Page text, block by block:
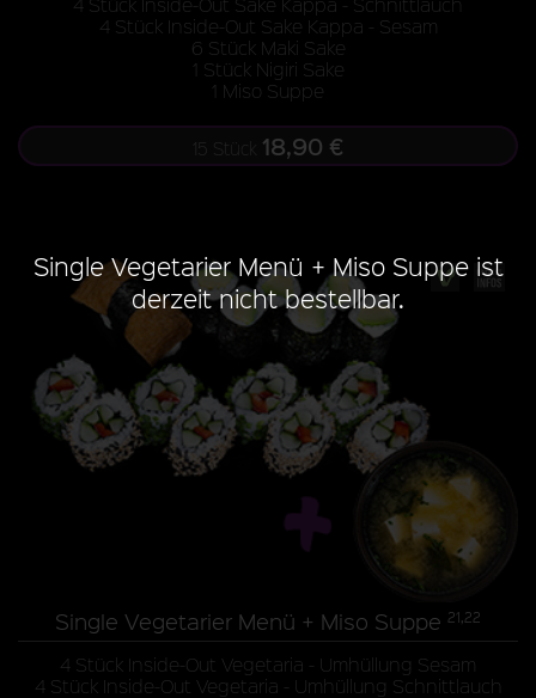
4 Stück Inside-Out Sake Kappa - Sesam
6 Stück Maki Sake
1 Stück Nigiri Sake
1 Miso Suppe
15 Stück 18,90 €
Single Vegetarier Menü + Miso Suppe ist
derzeit nicht bestellbar.
Single Vegetarier Menü + Miso Suppe 21,22
4 Stück Inside-Out Vegetaria - Umhüllung Sesam
4 Stück Inside-Out Vegetaria - Umhüllung Schnittlauch